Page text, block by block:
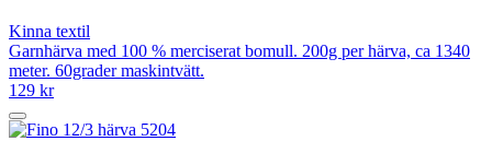
Kinna textil
Garnhärva med 100 % merciserat bomull. 200g per härva, ca 1340
meter. 60grader maskintvätt.
129 kr